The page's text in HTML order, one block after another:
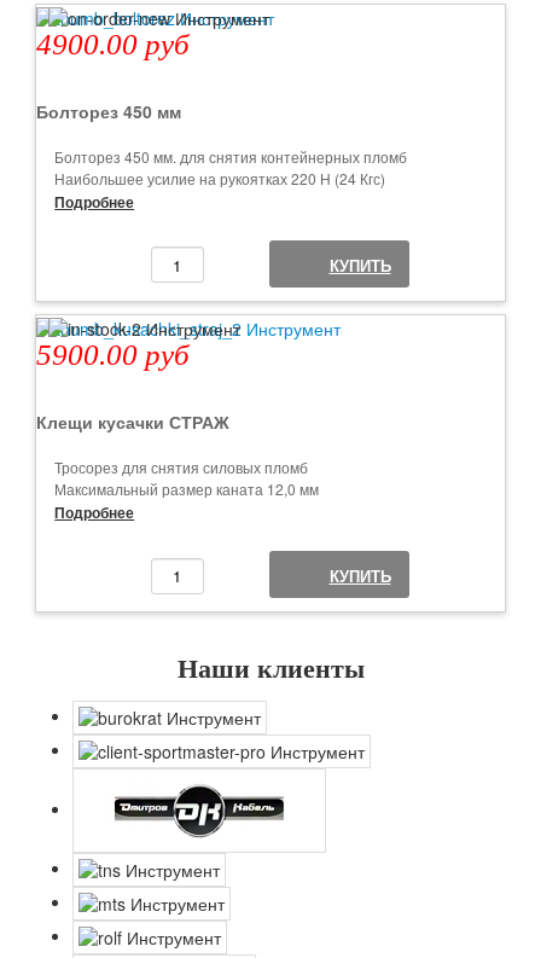
4900.00 руб
Болторез 450 мм
Болторез 450 мм. для снятия контейнерных пломб
Наибольшее усилие на рукоятках 220 Н (24 Кгс)
Габаритные размеры 470 мм х 135 мм х 30мм.
Упаковка 1 штука в коробке
Подробнее
КУПИТЬ
5900.00 руб
Клещи кусачки СТРАЖ
Тросорез для снятия силовых пломб
Максимальный размер каната 12,0 мм
Наибольшее усилие на рукоятках 260 Н (26 Кгс)
Упаковка 1 штука в коробке
Подробнее
КУПИТЬ
Наши клиенты